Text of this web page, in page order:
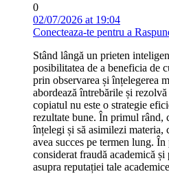
0
02/07/2026 at 19:04
Conecteaza-te pentru a
Stând lângă un prieten
posibilitatea de a beneficia de
prin observarea și înțelegerea
abordează întrebările și
copiatul nu este o strategie
rezultate bune. În primul rând,
înțelegi și să asimilezi materia,
avea succes pe termen lung.
considerat fraudă academică
asupra reputației tale